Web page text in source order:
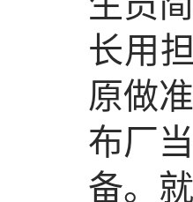
长用
原做
布厂
备。